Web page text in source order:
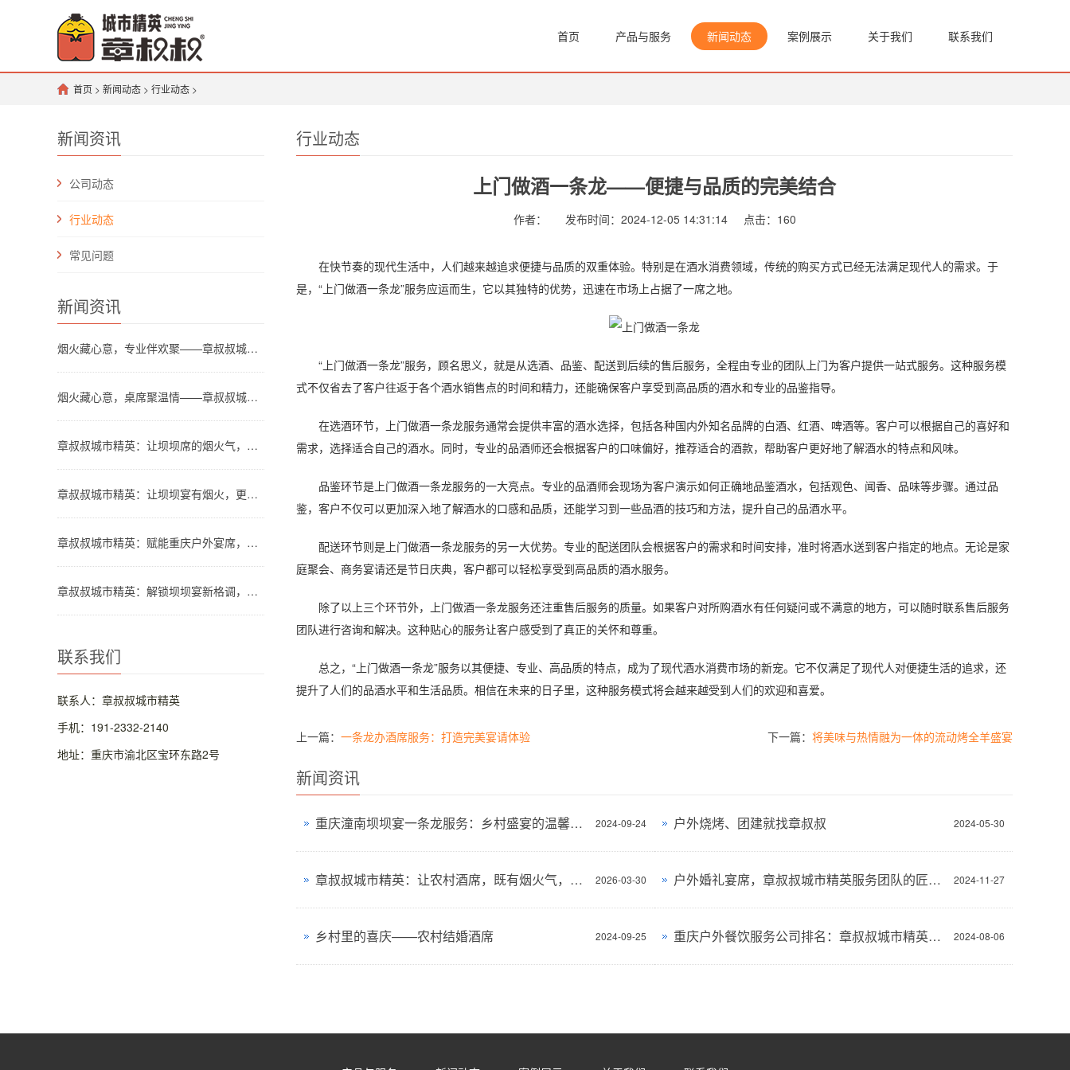
首页 产品与服务 新闻动态 案例展示 关于我们 联系我们
首页 > 新闻动态 > 行业动态 >
新闻资讯
公司动态
行业动态
常见问题
新闻资讯
烟火藏心意，专业伴欢聚——章叔叔城市精英团队解锁川渝坝坝宴新格调
烟火藏心意，桌席聚温情——章叔叔城市精英团队解锁川渝坝坝宴新格调
章叔叔城市精英：让坝坝席的烟火气，温暖都市人的团圆时刻
章叔叔城市精英：让坝坝宴有烟火，更有品质
章叔叔城市精英：赋能重庆户外宴席，让山水间的欢聚更有格调
章叔叔城市精英：解锁坝坝宴新格调，让烟火欢聚更省心
联系我们
联系人：章叔叔城市精英
手机：191-2332-2140
地址：重庆市渝北区宝环东路2号
行业动态
上门做酒一条龙——便捷与品质的完美结合
作者： 发布时间：2024-12-05 14:31:14 点击： 160
在快节奏的现代生活中，人们越来越追求便捷与品质的双重体验。特别是在酒水消费领域，传统的购买方式已经无法满足现代人的需求。于
是，“上门做酒一条龙”服务应运而生，它以其独特的优势，迅速在市场上占据了一席之地。
“上门做酒一条龙”服务，顾名思义，就是从选酒、品鉴、配送到后续的售后服务，全程由专业的团队上门为客户提供一站式服务。这种服务模
式不仅省去了客户往返于各个酒水销售点的时间和精力，还能确保客户享受到高品质的酒水和专业的品鉴指导。
在选酒环节，上门做酒一条龙服务通常会提供丰富的酒水选择，包括各种国内外知名品牌的白酒、红酒、啤酒等。客户可以根据自己的喜好和
需求，选择适合自己的酒水。同时，专业的品酒师还会根据客户的口味偏好，推荐适合的酒款，帮助客户更好地了解酒水的特点和风味。
品鉴环节是上门做酒一条龙服务的一大亮点。专业的品酒师会现场为客户演示如何正确地品鉴酒水，包括观色、闻香、品味等步骤。通过品
鉴，客户不仅可以更加深入地了解酒水的口感和品质，还能学习到一些品酒的技巧和方法，提升自己的品酒水平。
配送环节则是上门做酒一条龙服务的另一大优势。专业的配送团队会根据客户的需求和时间安排，准时将酒水送到客户指定的地点。无论是家
庭聚会、商务宴请还是节日庆典，客户都可以轻松享受到高品质的酒水服务。
除了以上三个环节外，上门做酒一条龙服务还注重售后服务的质量。如果客户对所购酒水有任何疑问或不满意的地方，可以随时联系售后服务
团队进行咨询和解决。这种贴心的服务让客户感受到了真正的关怀和尊重。
总之，“上门做酒一条龙”服务以其便捷、专业、高品质的特点，成为了现代酒水消费市场的新宠。它不仅满足了现代人对便捷生活的追求，还
提升了人们的品酒水平和生活品质。相信在未来的日子里，这种服务模式将会越来越受到人们的欢迎和喜爱。
上一篇： 一条龙办酒席服务：打造完美宴请体验 下一篇： 将美味与热情融为一体的流动烤全羊盛宴
新闻资讯
2024-09-24
重庆潼南坝坝宴一条龙服务：乡村盛宴的温馨传承 2024-05-30
户外烧烤、团建就找章叔叔
2026-03-30
章叔叔城市精英：让农村酒席，既有烟火气，更有省心感 2024-11-27
户外婚礼宴席，章叔叔城市精英服务团队的匠心之作
2024-09-25
乡村里的喜庆——农村结婚酒席 2024-08-06
重庆户外餐饮服务公司排名：章叔叔城市精英服务团队的视角